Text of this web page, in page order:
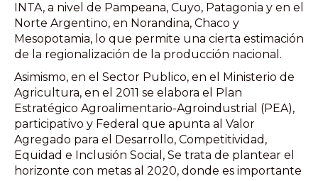
INTA, a nivel de Pampeana, Cuyo, Patagonia y en el
Norte Argentino, en Norandina, Chaco y
Mesopotamia, lo que permite una cierta estimación
de la regionalización de la producción nacional.
Asimismo, en el Sector Publico, en el Ministerio de
Agricultura, en el 2011 se elabora el Plan
Estratégico Agroalimentario-Agroindustrial (PEA),
participativo y Federal que apunta al Valor
Agregado para el Desarrollo, Competitividad,
Equidad e Inclusión Social, Se trata de plantear el
horizonte con metas al 2020, donde es importante